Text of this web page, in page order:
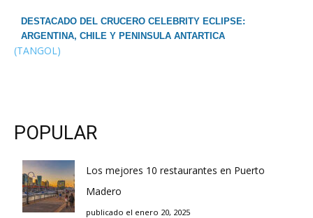
DESTACADO DEL CRUCERO CELEBRITY ECLIPSE:
ARGENTINA, CHILE Y PENINSULA ANTARTICA
(TANGOL)
POPULAR
Los mejores 10 restaurantes en Puerto
Madero
publicado el enero 20, 2025